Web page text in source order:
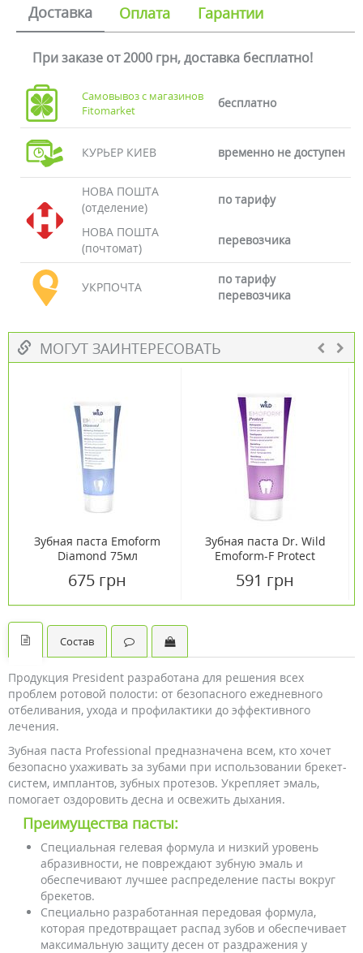
Доставка Оплата Гарантии
При заказе от 2000 грн, доставка бесплатно!
Самовывоз с магазинов
Fitomarket
бесплатно
КУРЬЕР КИЕВ временно не доступен
НОВА ПОШТА
(отделение)
по тарифу
НОВА ПОШТА
(почтомат)
перевозчика
УКРПОЧТА
по тарифу
перевозчика
МОГУТ ЗАИНТЕРЕСОВАТЬ
Зубная паста Emoform
Diamond 75мл
675 грн
Зубная паста Dr. Wild
Emoform-F Protect
591 грн
Состав
Продукция President разработана для решения всех
проблем ротовой полости: от безопасного ежедневного
отбеливания, ухода и профилактики до эффективного
лечения.
Зубная паста Professional предназначена всем, кто хочет
безопасно ухаживать за зубами при использовании брекет-
систем, имплантов, зубных протезов. Укрепляет эмаль,
помогает оздоровить десна и освежить дыхания.
Преимущества пасты:
Специальная гелевая формула и низкий уровень
абразивности, не повреждают зубную эмаль и
обеспечивают лучшее распределение пасты вокруг
брекетов.
Специально разработанная передовая формула,
которая предотвращает распад зубов и обеспечивает
максимальную защиту десен от раздражения у